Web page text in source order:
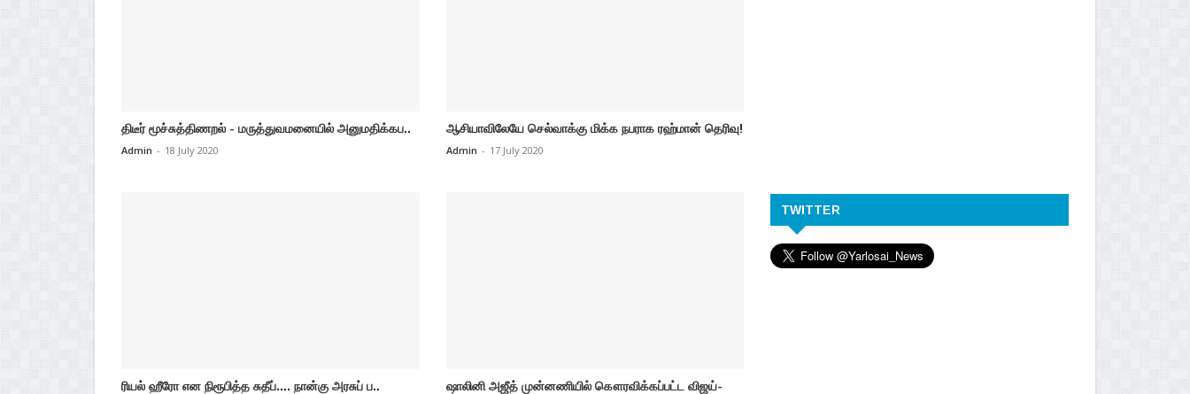
திடீர் மூச்சுத்திணறல் - மருத்துவமனையில் அனுமதிக்கப..
Admin - 18 July 2020
ஆசியாவிலேயே செல்வாக்கு மிக்க நபராக ரஹ்மான் தெரிவு!
Admin - 17 July 2020
ரியல் ஹீரோ என நிரூபித்த சுதீப்.... நான்கு அரசுப் ப..
ஷாலினி அஜீத் முன்னணியில் கௌரவிக்கப்பட்ட விஜய்-
TWITTER